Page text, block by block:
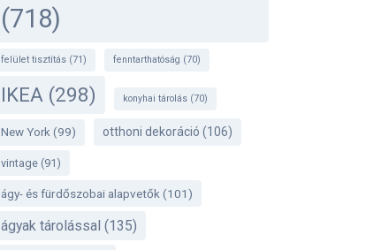
(718)
felület tisztítás(71) fenntarthatóság (70)
IKEA (298) konyhai tárolás(70)
New York(99) otthoni dekoráció (106)
vintage(91)
ágy- és fürdőszobai alapvetők (101)
ágyak tárolással (135)